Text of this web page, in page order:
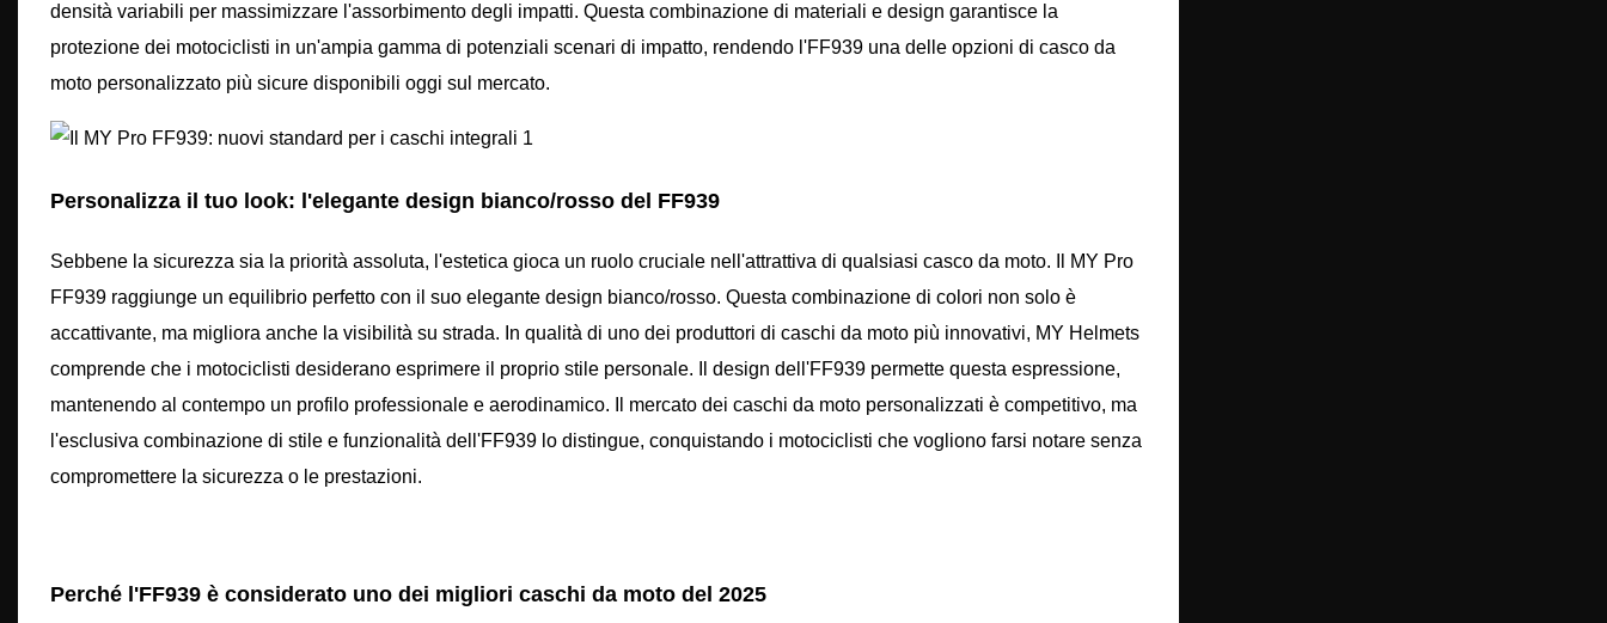
densità variabili per massimizzare l'assorbimento degli impatti. Questa combinazione di materiali e design garantisce la
protezione dei motociclisti in un'ampia gamma di potenziali scenari di impatto, rendendo l'FF939 una delle opzioni di casco da
moto personalizzato più sicure disponibili oggi sul mercato.
Personalizza il tuo look: l'elegante design bianco/rosso del FF939
Sebbene la sicurezza sia la priorità assoluta, l'estetica gioca un ruolo cruciale nell'attrattiva di qualsiasi casco da moto. Il MY Pro
FF939 raggiunge un equilibrio perfetto con il suo elegante design bianco/rosso. Questa combinazione di colori non solo è
accattivante, ma migliora anche la visibilità su strada. In qualità di uno dei produttori di caschi da moto più innovativi, MY Helmets
comprende che i motociclisti desiderano esprimere il proprio stile personale. Il design dell'FF939 permette questa espressione,
mantenendo al contempo un profilo professionale e aerodinamico. Il mercato dei caschi da moto personalizzati è competitivo, ma
l'esclusiva combinazione di stile e funzionalità dell'FF939 lo distingue, conquistando i motociclisti che vogliono farsi notare senza
compromettere la sicurezza o le prestazioni.
Perché l'FF939 è considerato uno dei migliori caschi da moto del 2025